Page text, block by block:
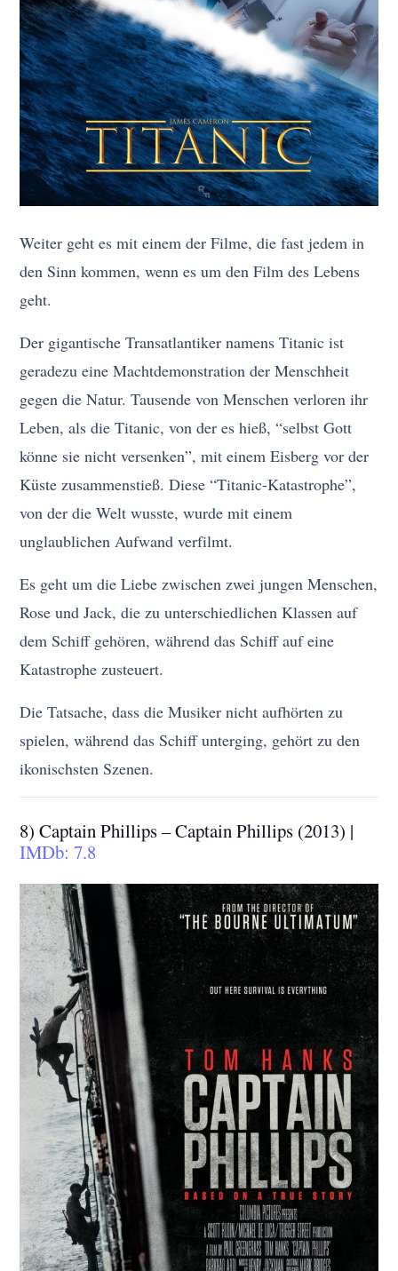
Weiter geht es mit einem der Filme, die fast jedem in
den Sinn kommen, wenn es um den Film des Lebens
geht.
Der gigantische Transatlantiker namens Titanic ist
geradezu eine Machtdemonstration der Menschheit
gegen die Natur. Tausende von Menschen verloren ihr
Leben, als die Titanic, von der es hieß, “selbst Gott
könne sie nicht versenken”, mit einem Eisberg vor der
Küste zusammenstieß. Diese “Titanic-Katastrophe”,
von der die Welt wusste, wurde mit einem
unglaublichen Aufwand verfilmt.
Es geht um die Liebe zwischen zwei jungen Menschen,
Rose und Jack, die zu unterschiedlichen Klassen auf
dem Schiff gehören, während das Schiff auf eine
Katastrophe zusteuert.
Die Tatsache, dass die Musiker nicht aufhörten zu
spielen, während das Schiff unterging, gehört zu den
ikonischsten Szenen.
8) Captain Phillips – Captain Phillips (2013) |
IMDb: 7.8